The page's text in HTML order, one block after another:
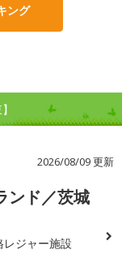
ング
2026/08/09 更新
ンド／茨城
ジャー施設